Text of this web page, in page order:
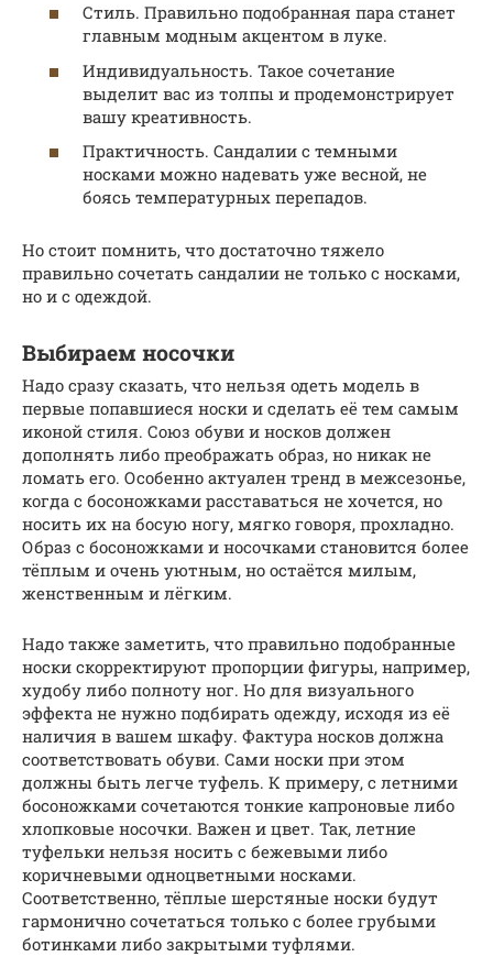
Стиль. Правильно подобранная пара станет
главным модным акцентом в луке.
Индивидуальность. Такое сочетание
выделит вас из толпы и продемонстрирует
вашу креативность.
Практичность. Сандалии с темными
носками можно надевать уже весной, не
боясь температурных перепадов.
Но стоит помнить, что достаточно тяжело
правильно сочетать сандалии не только с носками,
но и с одеждой.
Выбираем носочки
Надо сразу сказать, что нельзя одеть модель в
первые попавшиеся носки и сделать её тем самым
иконой стиля. Союз обуви и носков должен
дополнять либо преображать образ, но никак не
ломать его. Особенно актуален тренд в межсезонье,
когда с босоножками расставаться не хочется, но
носить их на босую ногу, мягко говоря, прохладно.
Образ с босоножками и носочками становится более
тёплым и очень уютным, но остаётся милым,
женственным и лёгким.
Надо также заметить, что правильно подобранные
носки скорректируют пропорции фигуры, например,
худобу либо полноту ног. Но для визуального
эффекта не нужно подбирать одежду, исходя из её
наличия в вашем шкафу. Фактура носков должна
соответствовать обуви. Сами носки при этом
должны быть легче туфель. К примеру, с летними
босоножками сочетаются тонкие капроновые либо
хлопковые носочки. Важен и цвет. Так, летние
туфельки нельзя носить с бежевыми либо
коричневыми одноцветными носками.
Соответственно, тёплые шерстяные носки будут
гармонично сочетаться только с более грубыми
ботинками либо закрытыми туфлями.